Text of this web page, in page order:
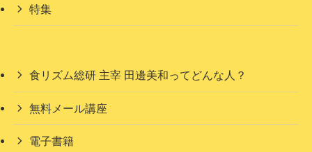
特集
食リズム総研 主宰 田邊美和ってどんな人？
無料メール講座
電子書籍